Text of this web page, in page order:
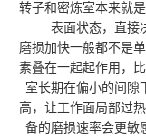
转子和密炼室本来就
表面状态，直接
磨损加快一般都不是
素叠在一起起作用，
室长期在偏小的间隙
高，让工作面局部过
备的磨损速率会更敏